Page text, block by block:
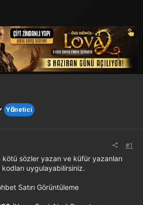
Yönetici
#1
kötü sözler yazan ve küfür yazanları
uygulayabilirsiniz.
Satırı Görüntüleme